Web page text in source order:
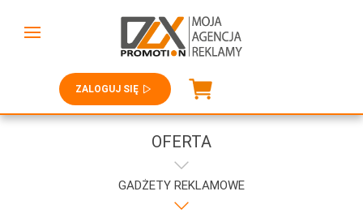
ZALOGUJ SIĘ
OFERTA
GADŻETY REKLAMOWE